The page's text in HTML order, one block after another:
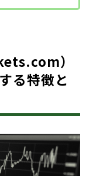
）
る特徴と